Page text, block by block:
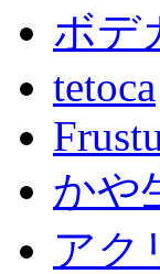
ボデ
tetoca
かや
アク